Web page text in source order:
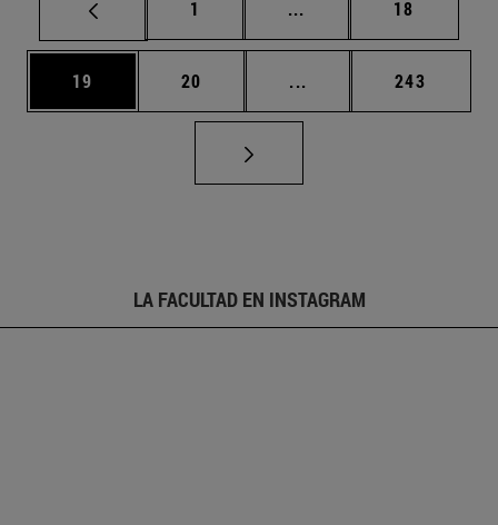
Página
1 ... Páginas intermedias
Página
18
Página
19 Página
20 ... Páginas intermedias
Página
243
LA FACULTAD EN INSTAGRAM